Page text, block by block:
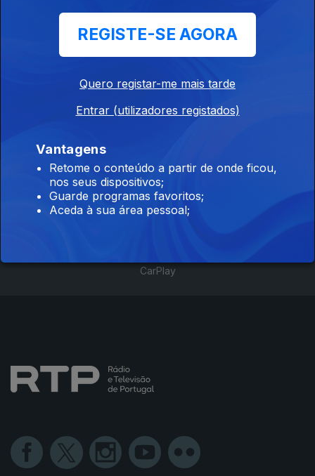
27 mar. 2023
Diário #1
Instale a aplicação
CarPlay
REGISTE-SE AGORA
Quero registar-me mais tarde
Entrar (utilizadores registados)
Vantagens
Retome o conteúdo a partir de onde ficou,
nos seus dispositivos;
Guarde programas favoritos;
Aceda à sua área pessoal;